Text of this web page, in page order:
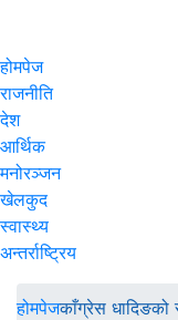
होमपेज
राजनीति
देश
आर्थिक
मनोरञ्जन
खेलकुद
स्वास्थ्य
अन्तर्राष्ट्रिय
होमपेजकाँग्रेस धादिङको